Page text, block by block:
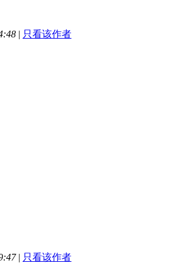
| 只看该作者
| 只看该作者